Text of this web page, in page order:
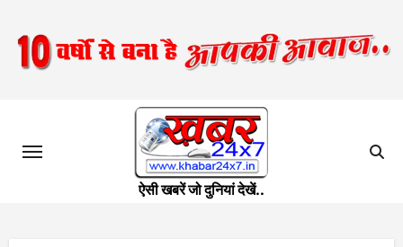
content
ऐसी खबरें जो दुनियां देखें..